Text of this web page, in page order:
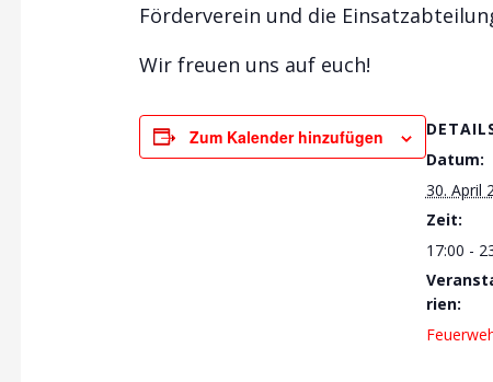
Förderverein und die
Wir freuen uns auf euch!
Zum Kalender hinzufügen
Datum:
30. April
Zeit:
17:00 -
rien: